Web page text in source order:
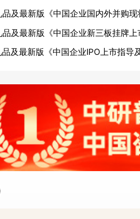
及最新版《中国企业国内外并购现
及最新版《中国企业新三板挂牌上
及最新版《中国企业IPO上市指导